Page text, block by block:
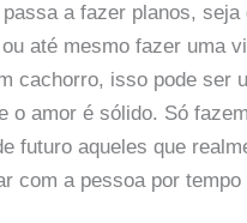
a fazer planos, seja
até mesmo fazer uma
cachorro, isso pode ser
o amor é sólido. Só fazem
futuro aqueles que
com a pessoa por tempo